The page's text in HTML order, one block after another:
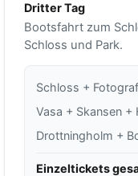
Dritter Tag
Bootsfahrt zum
Schloss und Park.
Schloss +
Vasa + Skansen
Drottningholm +
Einzeltickets